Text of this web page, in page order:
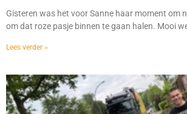
Gisteren was het voor Sanne haar moment om
om dat roze pasje binnen te gaan halen. Mooi
Lees verder »